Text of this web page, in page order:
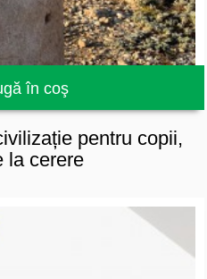
în coş
pentru copii,
la cerere